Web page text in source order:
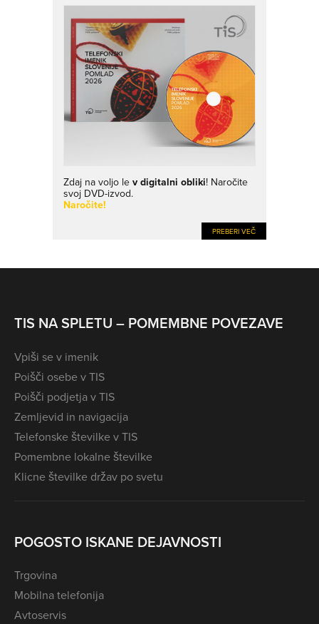
Zdaj na voljo le v digitalni obliki! Naročite
svoj DVD-izvod.
Naročite!
PREBERI VEČ
TIS NA SPLETU – POMEMBNE POVEZAVE
Vpiši se v imenik
Poišči osebe v TIS
Poišči podjetja v TIS
Zemljevid in navigacija
Telefonske številke v TIS
Pomembne lokalne številke
Klicne številke držav po svetu
POGOSTO ISKANE DEJAVNOSTI
Trgovina
Mobilna telefonija
Avtoservis